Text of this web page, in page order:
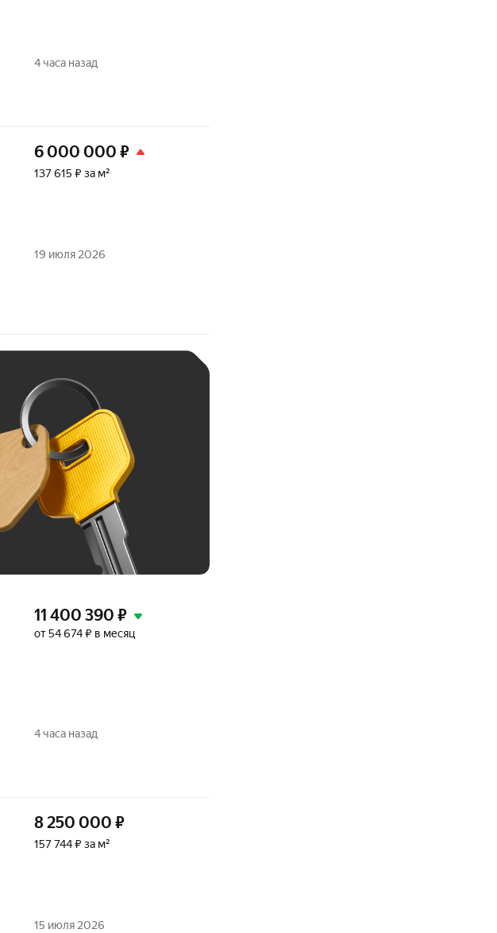
4 часа назад
6 000 000 ₽
137 615 ₽ за м²
19 июля 2026
11 400 390 ₽
от 54 674 ₽ в месяц
4 часа назад
8 250 000 ₽
157 744 ₽ за м²
15 июля 2026